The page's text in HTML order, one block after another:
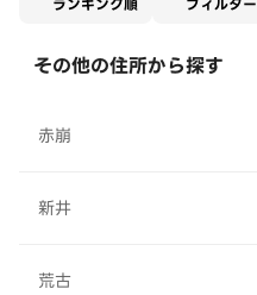
その他の住所から探す
赤崩
新井
荒古